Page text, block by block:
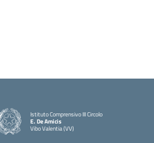
Istituto Comprensivo III Circolo
E. De Amicis
Vibo Valentia (VV)